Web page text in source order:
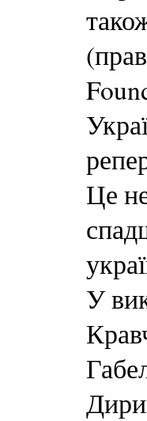
Це
У